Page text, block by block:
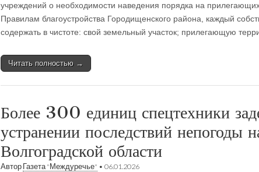
учреждений о необходимости наведения порядка на
Правилам благоустройства Городищенского района, каждый
содержать в чистоте: свой земельный участок; прилегающую
Читать полностью →
Более 300 единиц спецтехники
устранении последствий непогоды
Волгоградской области
Автор Газета "Междуречье" • 06.01.2026